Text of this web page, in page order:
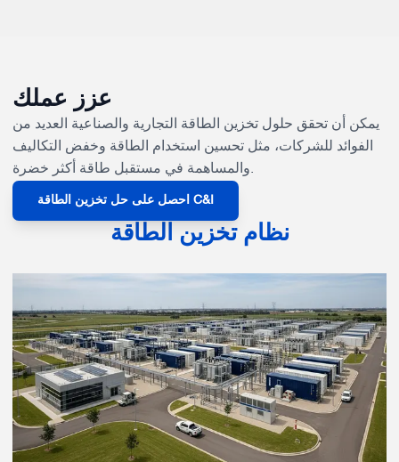
عزز عملك
يمكن أن تحقق حلول تخزين الطاقة التجارية والصناعية العديد من
الفوائد للشركات، مثل تحسين استخدام الطاقة وخفض التكاليف
والمساهمة في مستقبل طاقة أكثر خضرة.
احصل على حل تخزين الطاقة C&I
نظام تخزين الطاقة